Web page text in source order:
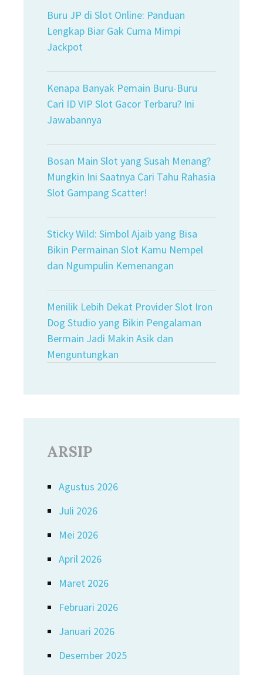
Buru JP di Slot Online: Panduan
Lengkap Biar Gak Cuma Mimpi
Jackpot
Kenapa Banyak Pemain Buru-Buru
Cari ID VIP Slot Gacor Terbaru? Ini
Jawabannya
Bosan Main Slot yang Susah Menang?
Mungkin Ini Saatnya Cari Tahu Rahasia
Slot Gampang Scatter!
Sticky Wild: Simbol Ajaib yang Bisa
Bikin Permainan Slot Kamu Nempel
dan Ngumpulin Kemenangan
Menilik Lebih Dekat Provider Slot Iron
Dog Studio yang Bikin Pengalaman
Bermain Jadi Makin Asik dan
Menguntungkan
ARSIP
Agustus 2026
Juli 2026
Mei 2026
April 2026
Maret 2026
Februari 2026
Januari 2026
Desember 2025